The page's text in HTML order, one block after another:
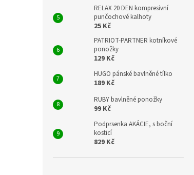
RELAX 20 DEN kompresivní
punčochové kalhoty
25 Kč
PATRIOT-PARTNER kotníkové
ponožky
129 Kč
HUGO pánské bavlněné tílko
189 Kč
RUBY bavlněné ponožky
99 Kč
Podprsenka AKÁCIE, s boční
kosticí
829 Kč